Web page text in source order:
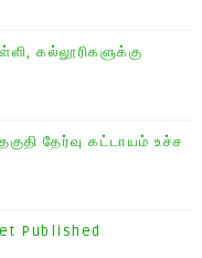
கல்லூரிகளுக்கு
தேர்வு கட்டாயம் உச்ச
Published